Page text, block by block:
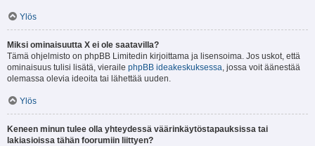
Ylös
Miksi ominaisuutta X ei ole saatavilla?
Tämä ohjelmisto on phpBB Limitedin kirjoittama ja lisensoima. Jos uskot, että
ominaisuus tulisi lisätä, vieraile phpBB ideakeskuksessa, jossa voit äänestää
olemassa olevia ideoita tai lähettää uuden.
Ylös
Keneen minun tulee olla yhteydessä väärinkäytöstapauksissa tai
lakiasioissa tähän foorumiin liittyen?